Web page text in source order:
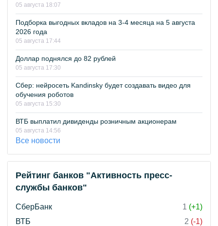
05 августа 18:07
Подборка выгодных вкладов на 3-4 месяца на 5 августа
2026 года
05 августа 17:44
Доллар поднялся до 82 рублей
05 августа 17:30
Сбер: нейросеть Kandinsky будет создавать видео для
обучения роботов
05 августа 15:30
ВТБ выплатил дивиденды розничным акционерам
05 августа 14:56
Все новости
Рейтинг банков "Активность пресс-
службы банков"
СберБанк 1 (+1)
ВТБ
2 (-1)